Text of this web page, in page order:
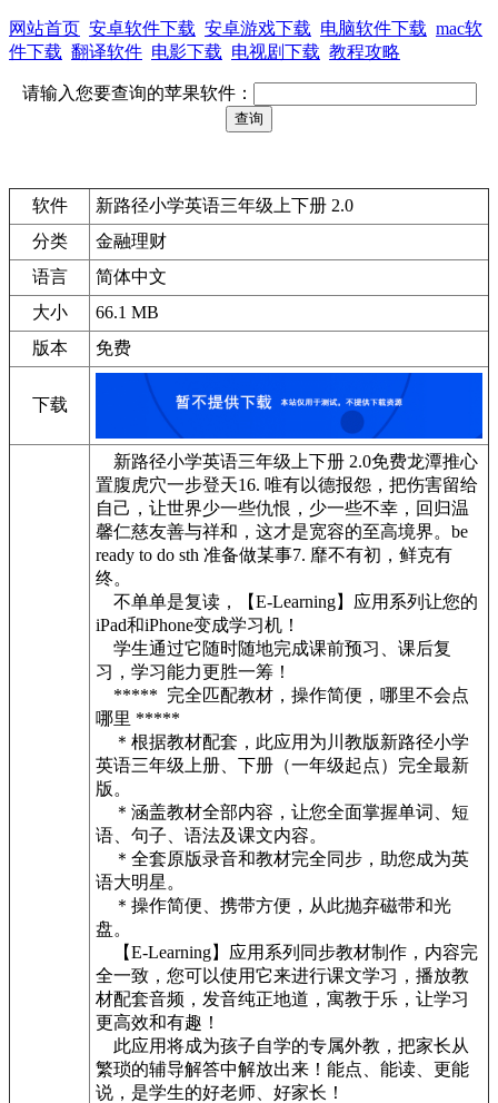
网站首页 安卓软件下载 安卓游戏下载 电脑软件下载 mac软
件下载 翻译软件 电影下载 电视剧下载 教程攻略
请输入您要查询的苹果软件：
软件
新路径小学英语三年级上下册 2.0
分类
金融理财
语言
简体中文
大小
66.1 MB
版本
免费
下载
新路径小学英语三年级上下册 2.0免费龙潭推心
置腹虎穴一步登天16. 唯有以德报怨，把伤害留给
自己，让世界少一些仇恨，少一些不幸，回归温
馨仁慈友善与祥和，这才是宽容的至高境界。be
ready to do sth 准备做某事7. 靡不有初，鲜克有
终。
不单单是复读，【E-Learning】应用系列让您的
iPad和iPhone变成学习机！
学生通过它随时随地完成课前预习、课后复
习，学习能力更胜一筹！
***** 完全匹配教材，操作简便，哪里不会点
哪里 *****
＊根据教材配套，此应用为川教版新路径小学
英语三年级上册、下册（一年级起点）完全最新
版。
＊涵盖教材全部内容，让您全面掌握单词、短
语、句子、语法及课文内容。
＊全套原版录音和教材完全同步，助您成为英
语大明星。
＊操作简便、携带方便，从此抛弃磁带和光
盘。
【E-Learning】应用系列同步教材制作，内容完
全一致，您可以使用它来进行课文学习，播放教
材配套音频，发音纯正地道，寓教于乐，让学习
更高效和有趣！
此应用将成为孩子自学的专属外教，把家长从
繁琐的辅导解答中解放出来！能点、能读、更能
说，是学生的好老师、好家长！